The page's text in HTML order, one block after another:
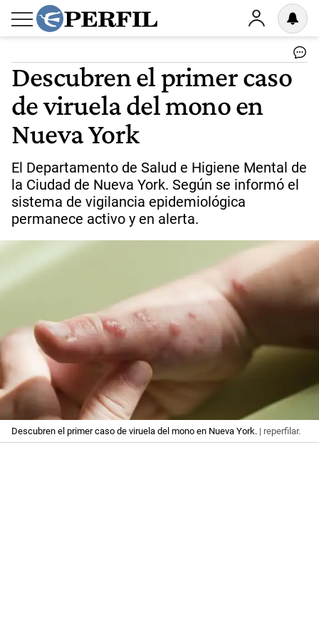
Descubren el primer caso
de viruela del mono en
Nueva York
El Departamento de Salud e Higiene Mental de
la Ciudad de Nueva York. Según se informó el
sistema de vigilancia epidemiológica
permanece activo y en alerta.
Descubren el primer caso de viruela del mono en Nueva York. | reperfilar.